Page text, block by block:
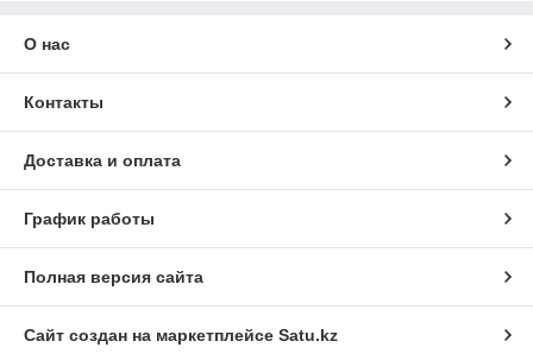
О нас
Контакты
Доставка и оплата
График работы
Полная версия сайта
Сайт создан на маркетплейсе Satu.kz